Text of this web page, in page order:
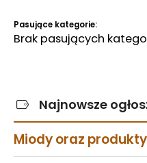
Pasujące kategorie:
Brak pasujących
Najnowsze
Miody oraz